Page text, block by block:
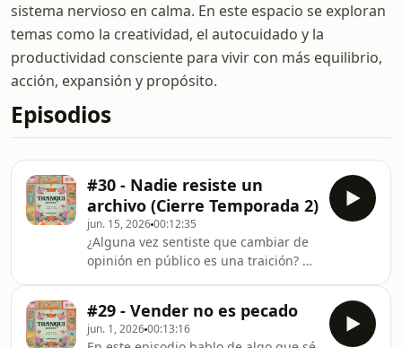
sistema nervioso en calma. En este espacio se exploran
temas como la creatividad, el autocuidado y la
productividad consciente para vivir con más equilibrio,
acción, expansión y propósito.
Episodios
#30 - Nadie resiste un
archivo (Cierre Temporada 2)
jun. 15, 202600:12:35
¿Alguna vez sentiste que cambiar de
opinión en público es una traición? En
ser una señal de incoherencia, es un
espejo de tu propia evolución.Te
#29 - Vender no es pecado
jun. 1, 202600:13:16